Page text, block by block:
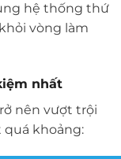
hệ thống thứ
vòng làm
nhất
nên vượt trội
khoảng: